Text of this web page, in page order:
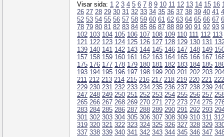
Visar sida: 1 2 3 4 5 6 7 8 9 10 11 12 13 14 15 16
26 27 28 29 30 31 32 33 34 35 36 37 38 39 40 41
52 53 54 55 56 57 58 59 60 61 62 63 64 65 66 67
78 79 80 81 82 83 84 85 86 87 88 89 90 91 92 93
102 103 104 105 106 107 108 109 110 111 112 113
121 122 123 124 125 126 127 128 129 130 131
139 140 141 142 143 144 145 146 147 148 149
157 158 159 160 161 162 163 164 165 166 167
175 176 177 178 179 180 181 182 183 184 185
193 194 195 196 197 198 199 200 201 202 203
211 212 213 214 215 216 217 218 219 220 221 222
229 230 231 232 233 234 235 236 237 238 239
247 248 249 250 251 252 253 254 255 256 257
265 266 267 268 269 270 271 272 273 274 275
283 284 285 286 287 288 289 290 291 292 293
301 302 303 304 305 306 307 308 309 310 311 312
319 320 321 322 323 324 325 326 327 328 329
337 338 339 340 341 342 343 344 345 346 347